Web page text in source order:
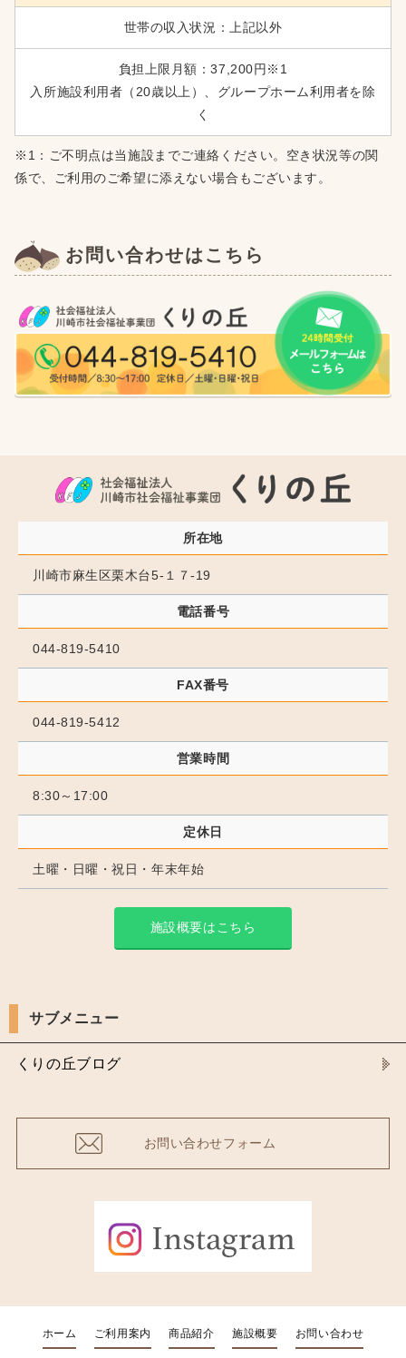
世帯の収入状況：上記以外
負担上限月額：37,200円※1
入所施設利用者（20歳以上）、グループホーム利用者を除
く
※1：ご不明点は当施設までご連絡ください。空き状況等の関
係で、ご利用のご希望に添えない場合もございます。
お問い合わせはこちら
所在地
川崎市麻生区栗木台5-１７-19
電話番号
044-819-5410
FAX番号
044-819-5412
営業時間
8:30～17:00
定休日
土曜・日曜・祝日・年末年始
施設概要はこちら
サブメニュー
くりの丘ブログ
お問い合わせフォーム
ホーム ご利用案内 商品紹介 施設概要 お問い合わせ